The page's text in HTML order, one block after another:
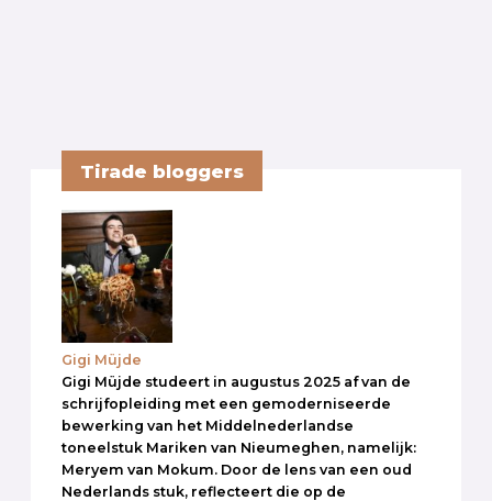
Tirade bloggers
Gigi Müjde
Gigi Müjde studeert in augustus 2025 af van de
schrijfopleiding met een gemoderniseerde
bewerking van het Middelnederlandse
toneelstuk Mariken van Nieumeghen, namelijk:
Meryem van Mokum. Door de lens van een oud
Nederlands stuk, reflecteert die op de